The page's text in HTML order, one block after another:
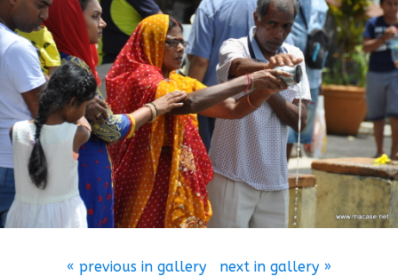
« previous in gallery next in gallery »